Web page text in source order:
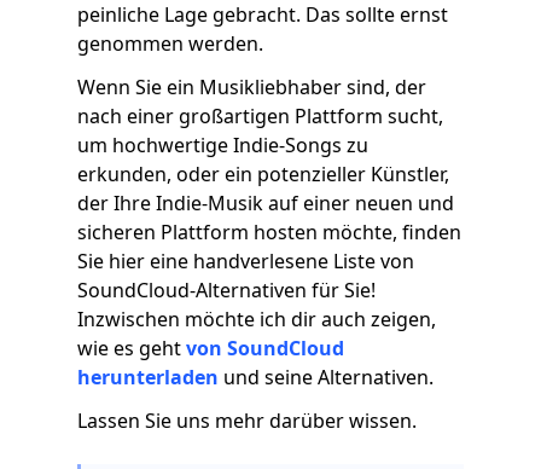
peinliche Lage gebracht. Das sollte ernst
genommen werden.
Wenn Sie ein Musikliebhaber sind, der
nach einer großartigen Plattform sucht,
um hochwertige Indie-Songs zu
erkunden, oder ein potenzieller Künstler,
der Ihre Indie-Musik auf einer neuen und
sicheren Plattform hosten möchte, finden
Sie hier eine handverlesene Liste von
SoundCloud-Alternativen für Sie!
Inzwischen möchte ich dir auch zeigen,
wie es gehtvon SoundCloud
herunterladen und seine Alternativen.
Lassen Sie uns mehr darüber wissen.